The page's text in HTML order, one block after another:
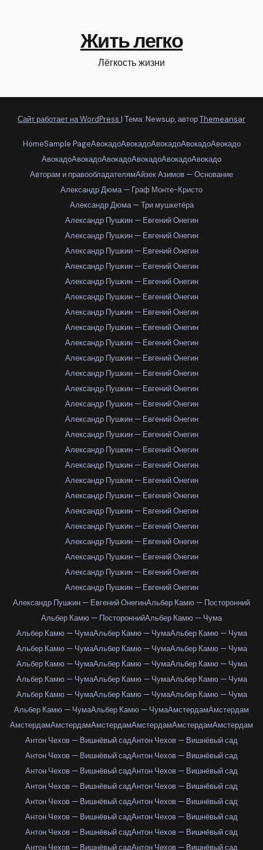
Жить легко
Лёгкость жизни
Сайт работает на WordPress | Тема: Newsup, авторThemeansar
HomeSample PageАвокадоАвокадоАвокадоАвокадоАвокадо
АвокадоАвокадоАвокадоАвокадоАвокадоАвокадо
Авторам и правообладателямАйзек Азимов — Основание
Александр Дюма — Граф Монте-Кристо
Александр Дюма — Три мушкетёра
Александр Пушкин — Евгений Онегин
Александр Пушкин — Евгений Онегин
Александр Пушкин — Евгений Онегин
Александр Пушкин — Евгений Онегин
Александр Пушкин — Евгений Онегин
Александр Пушкин — Евгений Онегин
Александр Пушкин — Евгений Онегин
Александр Пушкин — Евгений Онегин
Александр Пушкин — Евгений Онегин
Александр Пушкин — Евгений Онегин
Александр Пушкин — Евгений Онегин
Александр Пушкин — Евгений Онегин
Александр Пушкин — Евгений Онегин
Александр Пушкин — Евгений Онегин
Александр Пушкин — Евгений Онегин
Александр Пушкин — Евгений Онегин
Александр Пушкин — Евгений Онегин
Александр Пушкин — Евгений Онегин
Александр Пушкин — Евгений Онегин
Александр Пушкин — Евгений Онегин
Александр Пушкин — Евгений Онегин
Александр Пушкин — Евгений Онегин
Александр Пушкин — Евгений Онегин
Александр Пушкин — Евгений Онегин
Александр Пушкин — Евгений Онегин
Александр Пушкин — Евгений ОнегинАльбер Камю — Посторонний
Альбер Камю — ПостороннийАльбер Камю — Чума
Альбер Камю — ЧумаАльбер Камю — ЧумаАльбер Камю — Чума
Альбер Камю — ЧумаАльбер Камю — ЧумаАльбер Камю — Чума
Альбер Камю — ЧумаАльбер Камю — ЧумаАльбер Камю — Чума
Альбер Камю — ЧумаАльбер Камю — ЧумаАльбер Камю — Чума
Альбер Камю — ЧумаАльбер Камю — ЧумаАльбер Камю — Чума
Альбер Камю — ЧумаАльбер Камю — ЧумаАмстердамАмстердам
АмстердамАмстердамАмстердамАмстердамАмстердамАмстердам
Антон Чехов — Вишнёвый садАнтон Чехов — Вишнёвый сад
Антон Чехов — Вишнёвый садАнтон Чехов — Вишнёвый сад
Антон Чехов — Вишнёвый садАнтон Чехов — Вишнёвый сад
Антон Чехов — Вишнёвый садАнтон Чехов — Вишнёвый сад
Антон Чехов — Вишнёвый садАнтон Чехов — Вишнёвый сад
Антон Чехов — Вишнёвый садАнтон Чехов — Вишнёвый сад
Антон Чехов — Вишнёвый садАнтон Чехов — Вишнёвый сад
Антон Чехов — Вишнёвый садАнтон Чехов — Вишнёвый сад